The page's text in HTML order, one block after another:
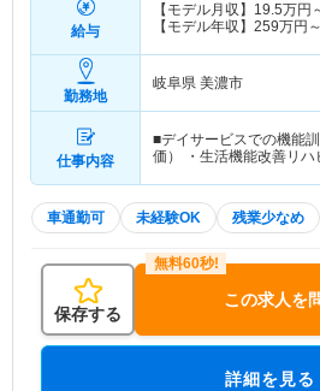
給与
【モデル月収】 19.5万円
【モデル年収】 259万円～
勤務地
岐阜県 美濃市
仕事内容
■デイサービスでの機能
価） ・生活機能改善リ
車通勤可 未経験OK 残業少なめ
保存する
この求人を
詳細を見る